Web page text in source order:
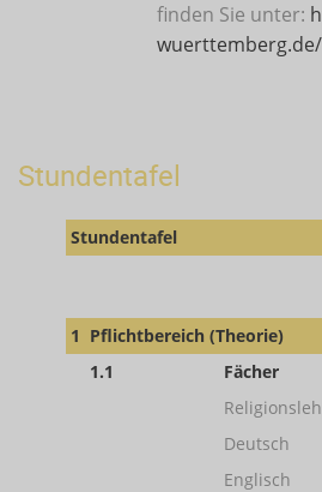
finden Sie unter:
Stundentafel
Stundentafel
1 Pflichtbereich (Theorie)
1.1
Fächer
Deutsch
Englisch